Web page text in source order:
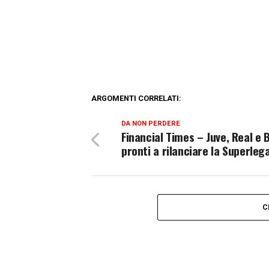
ARGOMENTI CORRELATI:
DA NON PERDERE
Financial Times – Juve, Real e
pronti a rilanciare la